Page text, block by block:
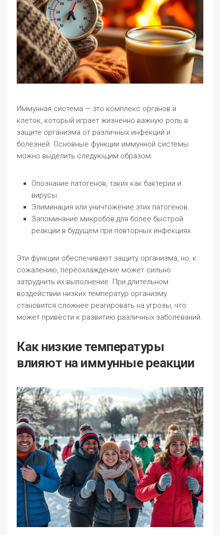
Иммунная система — это комплекс органов и
клеток, который играет жизненно важную роль в
защите организма от различных инфекций и
болезней. Основные функции иммунной системы
можно выделить следующим образом:
Опознание патогенов, таких как бактерии и
вирусы.
Элиминация или уничтожение этих патогенов.
Запоминание микробов для более быстрой
реакции в будущем при повторных инфекциях.
Эти функции обеспечивают защиту организма, но, к
сожалению, переохлаждение может сильно
затруднить их выполнение. При длительном
воздействии низких температур организму
становится сложнее реагировать на угрозы, что
может привести к развитию различных заболеваний.
Как низкие температуры
влияют на иммунные реакции